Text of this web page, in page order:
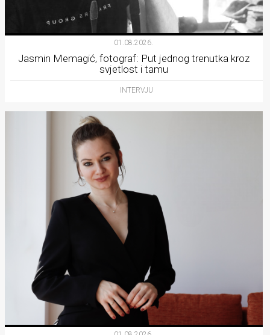
01.08.2026.
Jasmin Memagić, fotograf: Put jednog trenutka kroz
svjetlost i tamu
INTERVJU